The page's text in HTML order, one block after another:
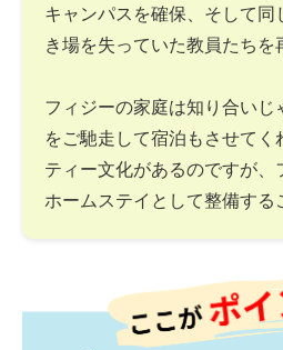
キャンパスを確保、そして同
き場を失っていた教員たちを
フィジーの家庭は知り合いじ
をご馳走して宿泊もさせてく
ティー文化があるのですが、
ホームステイとして整備する